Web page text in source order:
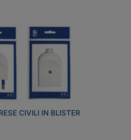
CIVILI IN BLISTER